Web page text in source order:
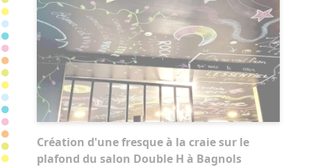
Création d'une fresque à la craie sur le
plafond du salon Double H à Bagnols